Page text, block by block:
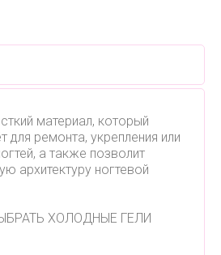
материал, который
для ремонта, укрепления или
а также позволит
архитектуру ногтевой
ХОЛОДНЫЕ ГЕЛИ